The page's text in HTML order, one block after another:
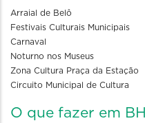
Arraial de Belô
Festivais Culturais Municipais
Carnaval
Noturno nos Museus
Zona Cultura Praça da Estação
Circuito Municipal de Cultura
O que fazer em BH